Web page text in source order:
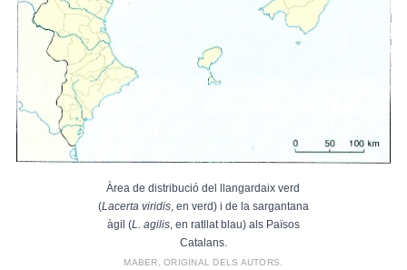
Àrea de distribució del llangardaix verd
(Lacerta viridis, en verd) i de la sargantana
àgil (L. agilis, en ratllat blau) als Països
Catalans.
MABER, ORIGINAL DELS AUTORS.